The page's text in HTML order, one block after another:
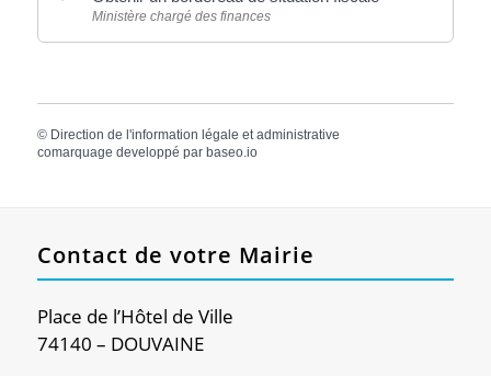
Ministère chargé des finances
© Direction de l'information légale et administrative
comarquage developpé par baseo.io
Contact de votre Mairie
Place de l’Hôtel de Ville
74140 – DOUVAINE